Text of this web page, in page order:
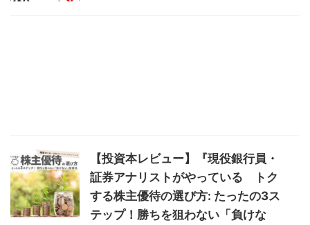
【投資本レビュー】『現役銀行員・
証券アナリストがやっている トク
する株主優待の選び方: たったの3ス
テップ！勝ちを狙わない「負けな